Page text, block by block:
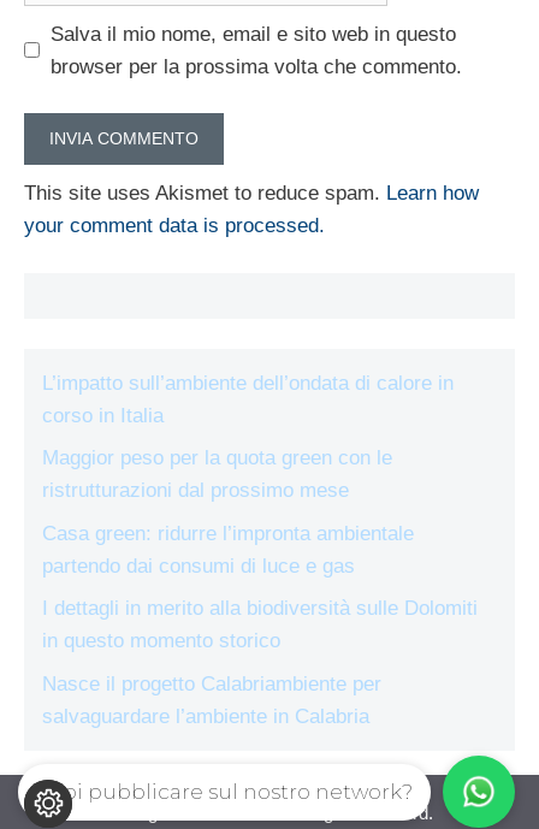
Salva il mio nome, email e sito web in questo
browser per la prossima volta che commento.
This site uses Akismet to reduce spam. Learn how
your comment data is processed.
L’impatto sull’ambiente dell’ondata di calore in
corso in Italia
Maggior peso per la quota green con le
ristrutturazioni dal prossimo mese
Casa green: ridurre l’impronta ambientale
partendo dai consumi di luce e gas
I dettagli in merito alla biodiversità sulle Dolomiti
in questo momento storico
Nasce il progetto Calabriambiente per
salvaguardare l’ambiente in Calabria
ecologiae.com © 2026. All right reserverd.
Vuoi pubblicare sul nostro network?